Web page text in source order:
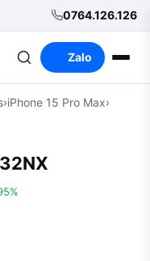
0764.126.126
Zalo
›iPhone 15 Pro Max›